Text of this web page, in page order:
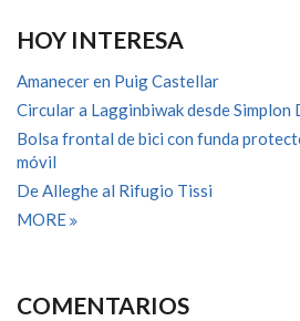
HOY INTERESA
Amanecer en Puig Castellar
Circular a Lagginbiwak desde Simplon
Bolsa frontal de bici con funda
móvil
De Alleghe al Rifugio Tissi
MORE
COMENTARIOS